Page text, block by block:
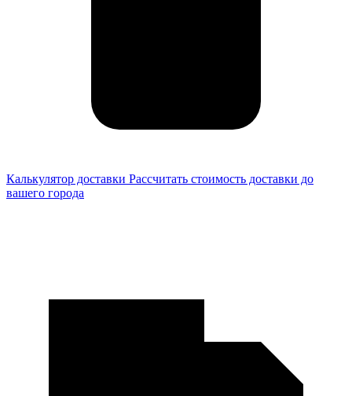
Калькулятор доставки Рассчитать стоимость доставки до
вашего города